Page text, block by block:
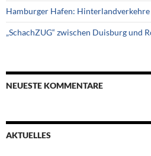
Hamburger Hafen:
„SchachZUG“ zwischen Duisburg und
NEUESTE KOMMENTARE
AKTUELLES